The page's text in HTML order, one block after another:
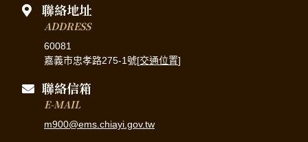
聯絡地址
ADDRESS
60081
嘉義市忠孝路275-1號[交通位置]
聯絡信箱
E-MAIL
m900@ems.chiayi.gov.tw